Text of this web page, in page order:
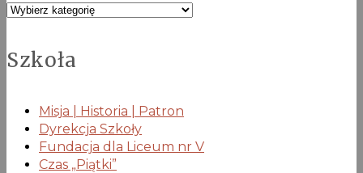
Kategorie
Szkoła
Misja | Historia | Patron
Dyrekcja Szkoły
Fundacja dla Liceum nr V
Czas „Piątki”